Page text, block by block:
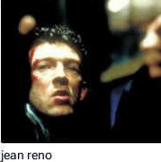
jean reno